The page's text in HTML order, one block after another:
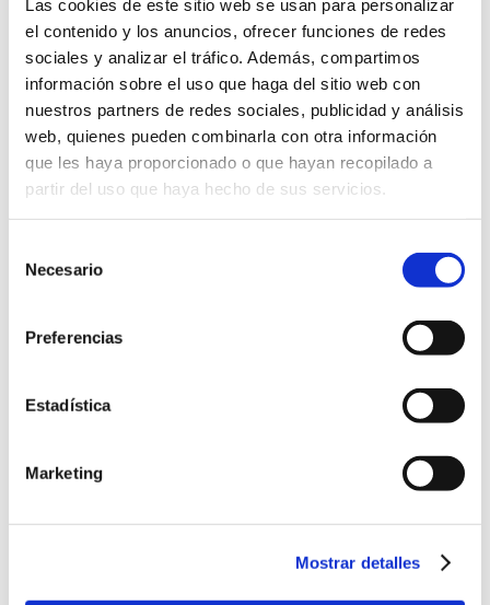
Las cookies de este sitio web se usan para personalizar
el contenido y los anuncios, ofrecer funciones de redes
sociales y analizar el tráfico. Además, compartimos
información sobre el uso que haga del sitio web con
nuestros partners de redes sociales, publicidad y análisis
web, quienes pueden combinarla con otra información
que les haya proporcionado o que hayan recopilado a
partir del uso que haya hecho de sus servicios.
Necesario
Preferencias
Estadística
Marketing
Mostrar detalles
Tono
Gemelos
Punto
Plata
Añadir al carrito
ENVIO GRATUITO
Productos relacionados